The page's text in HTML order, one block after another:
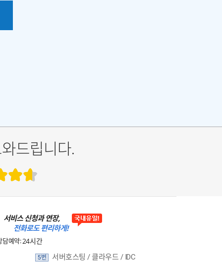
드립니다.
서비스 신청과 연장,
전화로도 편리하게!
담예약:24시간
5번 서버호스팅 / 클라우드 / IDC